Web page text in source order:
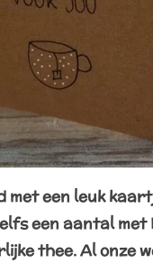
een leuk
een aantal
thee. Al onze